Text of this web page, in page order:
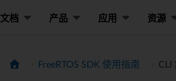
文档 产品 应用 资源
FreeRTOS SDK 使用指南 CLI